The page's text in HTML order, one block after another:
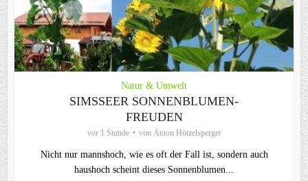
Natur & Umwelt
SIMSSEER SONNENBLUMEN-
FREUDEN
vor 1 Stunde von Anton Hötzelsperger
Nicht nur mannshoch, wie es oft der Fall ist, sondern auch
haushoch scheint dieses Sonnenblumen...